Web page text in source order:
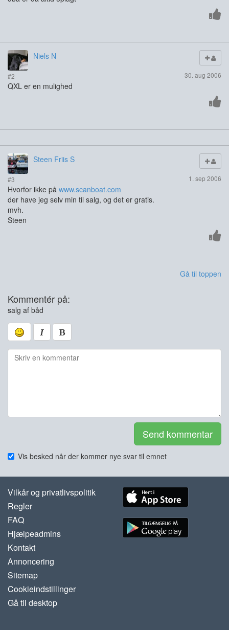
Niels N
#2 30. aug 2006
QXL er en mulighed
Steen Friis S
#3 1. sep 2006
Hvorfor ikke på www.scanboat.com
der have jeg selv min til salg, og det er gratis.
mvh.
Steen
Gå til toppen
Kommentér på:
salg af båd
Send kommentar
Vis besked når der kommer nye svar til emnet
Vilkår og privatlivspolitik
Regler
FAQ
Hjælpeadmins
Kontakt
Annoncering
Sitemap
Cookieindstillinger
Gå til desktop